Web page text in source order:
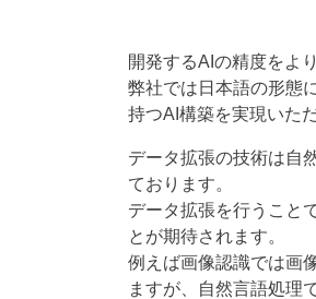
開発するAIの精度をよ
弊社では日本語の形態
持つAI構築を実現いた
データ拡張の技術は自
ております。
データ拡張を行うこと
とが期待されます。
例えば画像認識では画
ますが、自然言語処理